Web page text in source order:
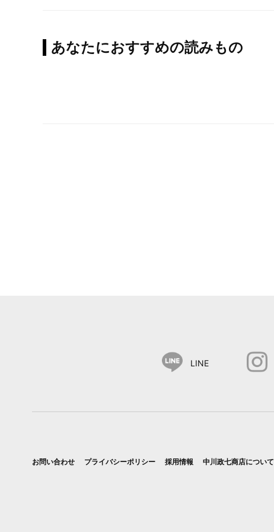
あなたにおすすめの読みもの
LINE
お問い合わせ プライバシーポリシー 採用情報 中川政七商店について